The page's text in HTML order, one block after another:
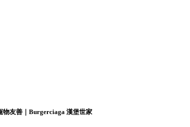
物友善｜Burgerciaga 漢堡世家